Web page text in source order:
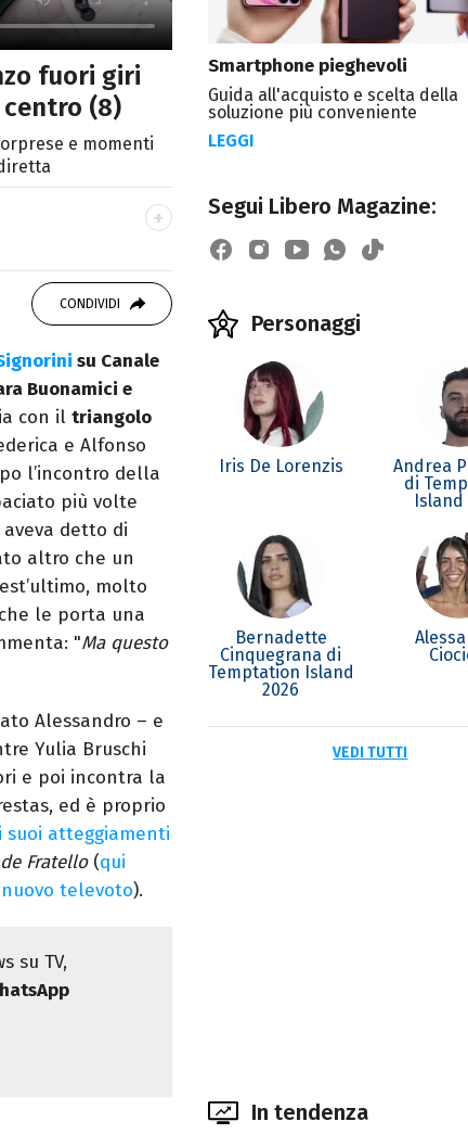
fuori giri
(8)
e momenti
content editor
CONDIVIDI
su Canale
Buonamici e
con il triangolo
e Alfonso
l’incontro della
più volte
detto di
altro che un
molto
che le porta una
"Ma questo
Alessandro – e
Yulia Bruschi
e poi incontra la
ed è proprio
atteggiamenti
Fratello(qui
televoto).
su TV,
Smartphone pieghevoli
Guida all'acquisto e scelta della
soluzione più conveniente
LEGGI
Segui Libero Magazine:
Personaggi
Iris De Lorenzis
Andrea
di
Island
Bernadette
Cinquegrana di
Temptation Island
2026
VEDI TUTTI
In tendenza